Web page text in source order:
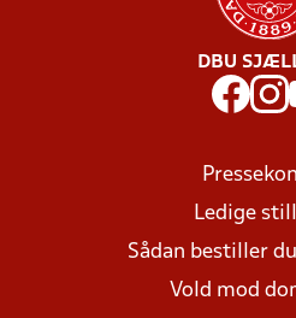
DBU
Ledige
Sådan bestiller
Vold mod